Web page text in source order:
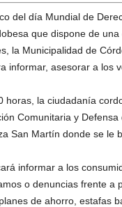
del día Mundial de
que dispone de
la Municipalidad de
informar, asesorar a los
horas, la ciudadanía
Comunitaria y
San Martín donde se le
informar a los
o denuncias frente a
de ahorro, estafas